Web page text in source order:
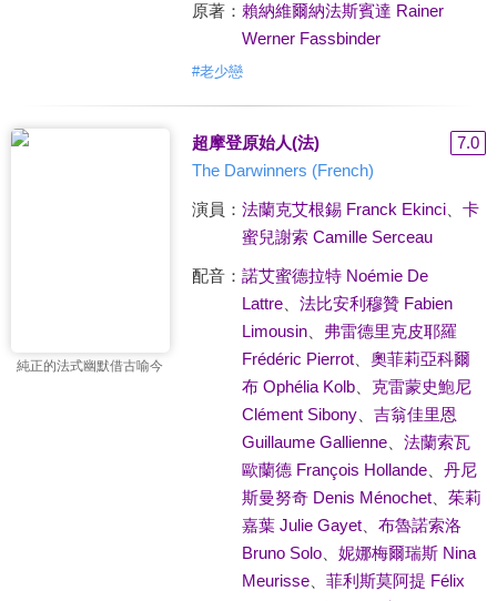
原著： 賴納維爾納法斯賓達 Rainer
Werner Fassbinder
#老少戀
純正的法式幽默借古喻今
超摩登原始人(法)
7.0
The Darwinners (French)
演員： 法蘭克艾根錫 Franck Ekinci、 卡
蜜兒謝索 Camille Serceau
配音： 諾艾蜜德拉特 Noémie De
Lattre、 法比安利穆贊 Fabien
Limousin、 弗雷德里克皮耶羅
Frédéric Pierrot、 奧菲莉亞科爾
布 Ophélia Kolb、 克雷蒙史鮑尼
Clément Sibony、 吉翁佳里恩
Guillaume Gallienne、 法蘭索瓦
歐蘭德 François Hollande、 丹尼
斯曼努奇 Denis Ménochet、 茱莉
嘉葉 Julie Gayet、 布魯諾索洛
Bruno Solo、 妮娜梅爾瑞斯 Nina
Meurisse、 菲利斯莫阿提 Félix